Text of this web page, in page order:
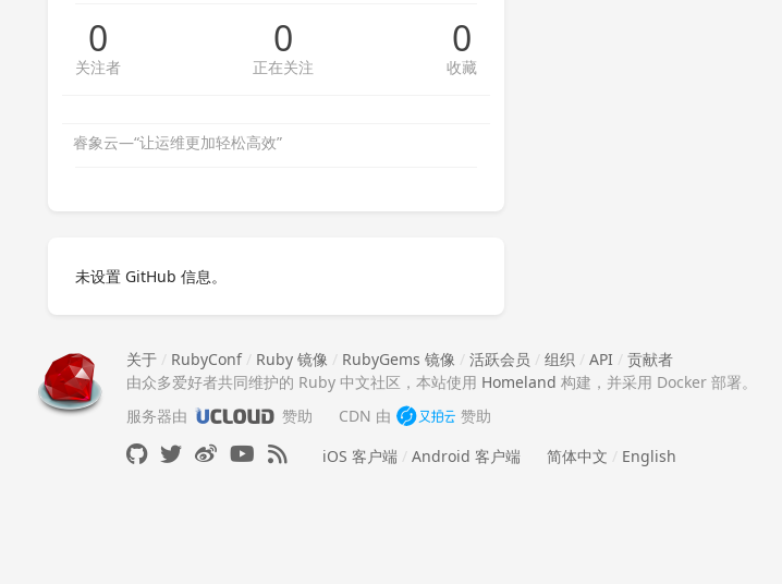
0
关注者
0
正在关注
0
收藏
睿象云—“让运维更加轻松高效”
未设置 GitHub 信息。
关于 / RubyConf/ Ruby 镜像 / RubyGems 镜像 / 活跃会员 / 组织 / API / 贡献者
由众多爱好者共同维护的 Ruby 中文社区，本站使用 Homeland 构建，并采用 Docker 部署。
服务器由
赞助 CDN 由
赞助
iOS 客户端 / Android 客户端 简体中文 / English